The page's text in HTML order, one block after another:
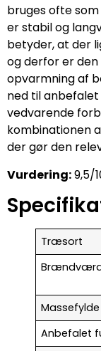
bruges ofte
er stabil og
betyder, at der
og derfor er
opvarmning af
ned til
vedvarende
kombinationen
der gør den
Vurdering:9,5/
Træsort
Massefylde
Anbefalet